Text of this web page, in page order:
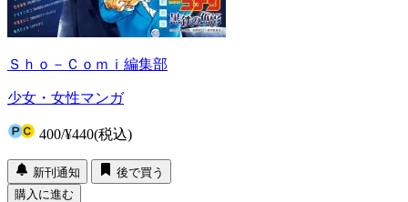
Ｓｈｏ－Ｃｏｍｉ編集部
少女・女性マンガ
400/¥440(税込)
新刊通知
後で買う
購入に進む